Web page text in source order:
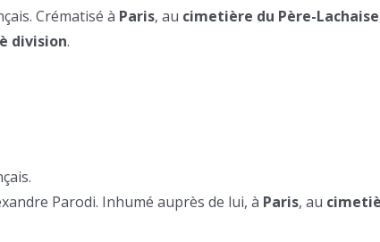
Crématisé à Paris, au cimetière du Père-Lachaise
division.
Parodi. Inhumé auprès de lui, à Paris, au